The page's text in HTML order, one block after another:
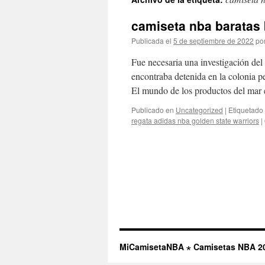
contenido
camiseta nba
Publicada el 5 de septiembre de 2022
Fue necesaria una investigación
encontraba detenida en la colonia
El mundo de los productos del
Publicado en Uncategorized | Etiquetado
regata adidas nba golden state warriors |
MiCamisetaNBA ⋆ Camisetas NBA